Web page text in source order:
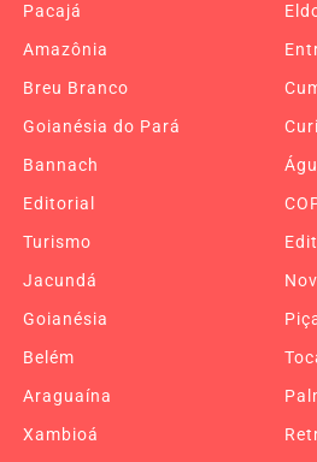
Pacajá
Amazônia
Breu Branco
Goianésia do Pará
Bannach
Editorial
Turismo
Jacundá
Goianésia
Belém
Araguaína
Xambioá